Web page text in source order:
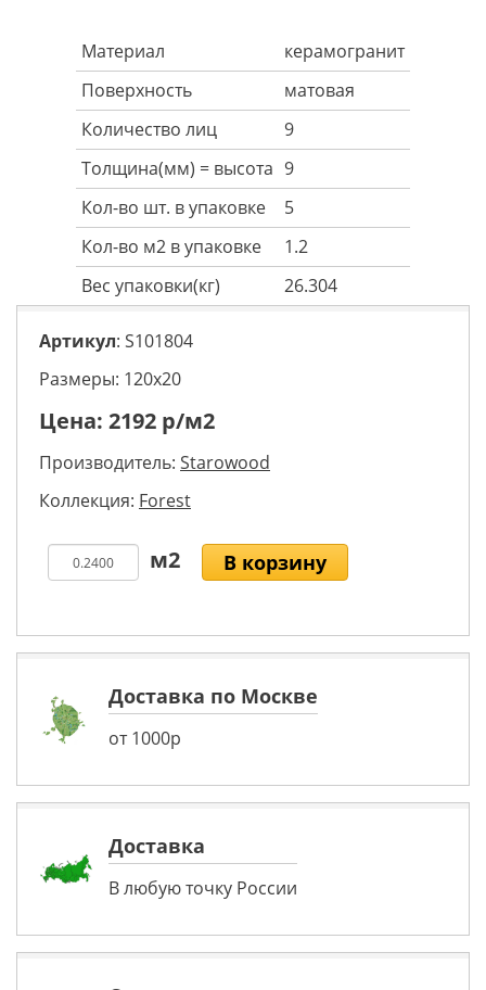
Материал
керамогранит
Поверхность
матовая
Количество лиц
9
Толщина(мм) = высота 9
Кол-во шт. в упаковке
5
Кол-во м2 в упаковке
1.2
Вес упаковки(кг)
26.304
Артикул: S101804
Размеры: 120х20
Цена: 2192 р/м2
Производитель: Starowood
Коллекция: Forest
В корзину
Доставка по Москве
от 1000р
Доставка
В любую точку России